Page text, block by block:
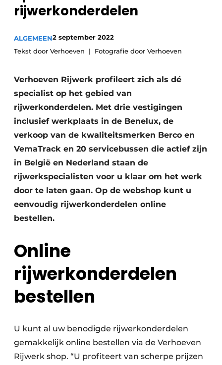
Privacy / Cookie statement
Vacatures
Video’s
rijwerkonderdelen
ALGEMEEN2 september 2022
Tekst door Verhoeven
Fotografie door Verhoeven
Verhoeven Rijwerk profileert zich als dé
specialist op het gebied van
rijwerkonderdelen. Met drie vestigingen
inclusief werkplaats in de Benelux, de
verkoop van de kwaliteitsmerken Berco en
VemaTrack en 20 servicebussen die actief zijn
in België en Nederland staan de
rijwerkspecialisten voor u klaar om het werk
door te laten gaan. Op de webshop kunt u
eenvoudig rijwerkonderdelen online
bestellen.
Online
rijwerkonderdelen
bestellen
U kunt al uw benodigde rijwerkonderdelen
gemakkelijk online bestellen via de Verhoeven
Rijwerk shop. “U profiteert van scherpe prijzen